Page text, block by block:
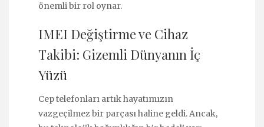
önemli bir rol oynar.
IMEI Değiştirme ve Cihaz
Takibi: Gizemli Dünyanın İç
Yüzü
Cep telefonları artık hayatımızın
vazgeçilmez bir parçası haline geldi. Ancak,